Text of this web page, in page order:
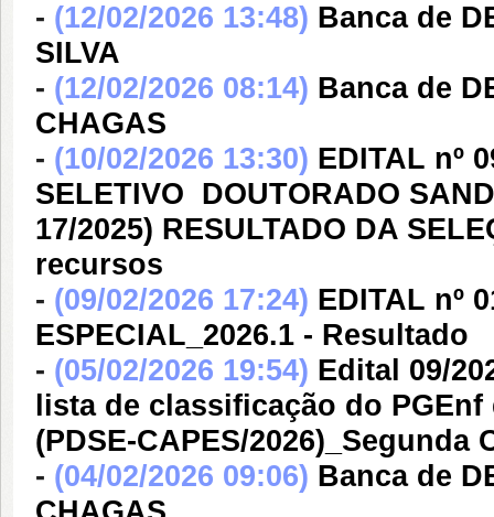
- (12/02/2026 13:48) Banca de
SILVA
- (12/02/2026 08:14) Banca de
CHAGAS
- (10/02/2026 13:30) EDITAL nº
SELETIVO  DOUTORADO
17/2025) RESULTADO DA
recursos
- (09/02/2026 17:24) EDITAL nº
ESPECIAL_2026.1 - Resultado
- (05/02/2026 19:54) Edital 09/
lista de classificação do
(PDSE-CAPES/2026)_Segunda
- (04/02/2026 09:06) Banca de